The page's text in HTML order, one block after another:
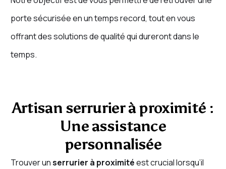
porte sécurisée en un temps record, tout en vous
offrant des solutions de qualité qui dureront dans le
temps.
Artisan serrurier à proximité :
Une assistance
personnalisée
Trouver unserrurier à proximitéest crucial lorsqu’il